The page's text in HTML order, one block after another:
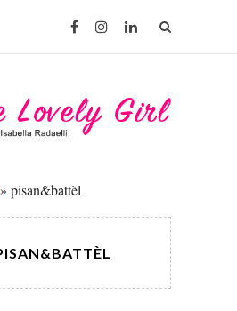
» pisan&battèl